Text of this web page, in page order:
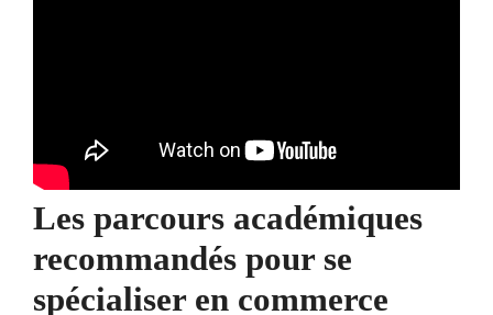
Les parcours académiques
recommandés pour se
spécialiser en commerce